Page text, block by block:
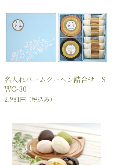
名入れバームクーヘン詰合せ S
WC-30
2,981円 （税込み）